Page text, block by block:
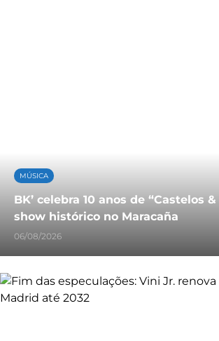
MÚSICA
BK’ celebra 10 anos de “Castelos
show histórico no Maracaña
06/08/2026